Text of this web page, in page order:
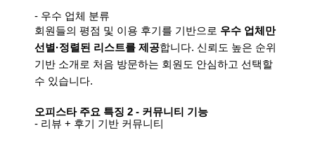
- 우수 업체 분류
회원들의 평점 및 이용 후기를 기반으로 우수 업체만
선별·정렬된 리스트를 제공합니다. 신뢰도 높은 순위
기반 소개로 처음 방문하는 회원도 안심하고 선택할
수 있습니다.
오피스타 주요 특징 2 - 커뮤니티 기능
- 리뷰 + 후기 기반 커뮤니티